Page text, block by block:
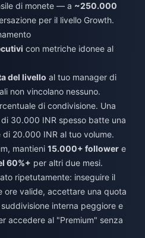
di monete — a ~250.000
per il livello Growth.
con metriche idonee al
del livello al tuo manager di
non vincolano nessuno.
di condivisione. Una
30.000 INR spesso batte una
20.000 INR al tuo volume.
mantieni 15.000+ follower e
60%+ per altri due mesi.
ripetutamente: inseguire il
ore valide, accettare una quota
interna peggiore e
accedere al "Premium" senza